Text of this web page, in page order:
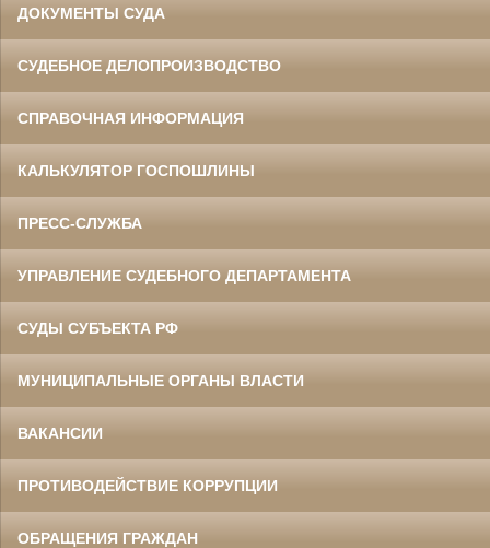
ДОКУМЕНТЫ СУДА
СУДЕБНОЕ ДЕЛОПРОИЗВОДСТВО
СПРАВОЧНАЯ ИНФОРМАЦИЯ
КАЛЬКУЛЯТОР ГОСПОШЛИНЫ
ПРЕСС-СЛУЖБА
УПРАВЛЕНИЕ СУДЕБНОГО ДЕПАРТАМЕНТА
СУДЫ СУБЪЕКТА РФ
МУНИЦИПАЛЬНЫЕ ОРГАНЫ ВЛАСТИ
ВАКАНСИИ
ПРОТИВОДЕЙСТВИЕ КОРРУПЦИИ
ОБРАЩЕНИЯ ГРАЖДАН